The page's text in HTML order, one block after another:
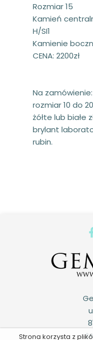
Rozmiar 15
Kamień
H/SI1
Kamienie
CENA: 2200zł
Na zamówienie:
rozmiar 10 do 20
żółte lub białe
brylant
rubin.
Strona korzysta z